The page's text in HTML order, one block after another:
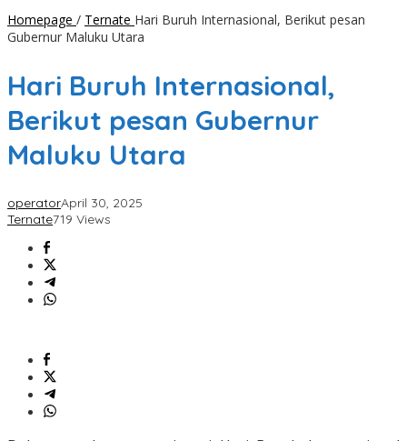
Homepage / Ternate Hari Buruh Internasional, Berikut pesan
Gubernur Maluku Utara
Hari Buruh Internasional,
Berikut pesan Gubernur
Maluku Utara
operatorApril 30, 2025
Ternate719 Views